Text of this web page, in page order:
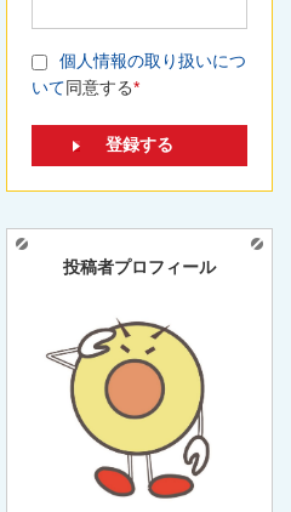
個人情報の取り扱いにつ
いて同意する*
投稿者プロフィール